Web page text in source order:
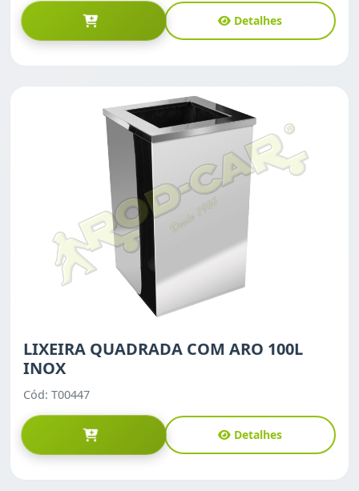
Detalhes
LIXEIRA QUADRADA COM ARO 100L
INOX
Cód: T00447
Detalhes